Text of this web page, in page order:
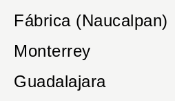
Fábrica (Naucalpan)
Monterrey
Guadalajara